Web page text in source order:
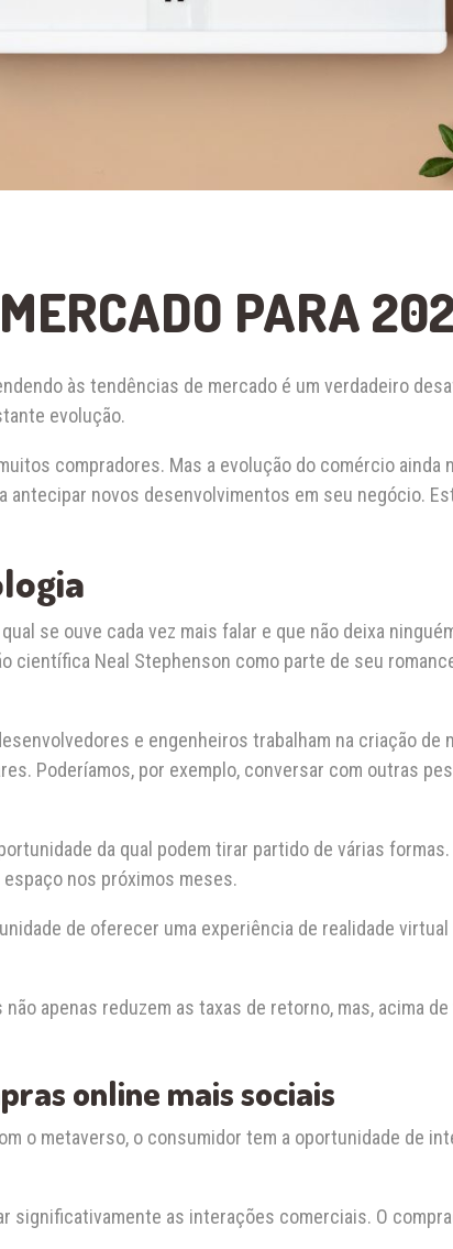
PARA
às tendências de mercado é um verdadeiro
evolução.
compradores. Mas a evolução do comércio ainda
antecipar novos desenvolvimentos em seu negócio.
se ouve cada vez mais falar e que não deixa
científica Neal Stephenson como parte de seu
e engenheiros trabalham na criação
Poderíamos, por exemplo, conversar com outras
da qual podem tirar partido de várias
nos próximos meses.
de oferecer uma experiência de realidade
apenas reduzem as taxas de retorno, mas, acima
online mais sociais
o metaverso, o consumidor tem a oportunidade de
significativamente as interações comerciais. O